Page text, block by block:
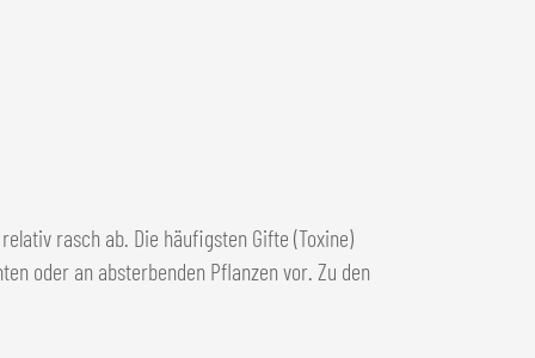
rasch ab. Die häufigsten Gifte (Toxine)
oder an absterbenden Pflanzen vor. Zu den